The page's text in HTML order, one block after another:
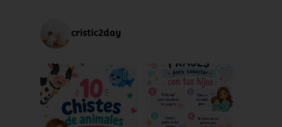
cristic2day